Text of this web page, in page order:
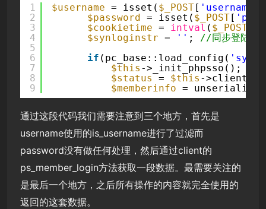
1
2
3
4
5
6
7
8
9
$username = isset( $_POST[ 'username'
$password = isset( $_POST[
$cookietime = intval ( $_POST
$synloginstr = '' ; //同步登陆js
if (pc_base::load_config(
$this ->_init_phpsso();
$status
= $this ->client-
$memberinfo = unserialize(
通过这段代码我们需要注意到三个地方，首先是
username使用的is_username进行了过滤而
password没有做任何处理，然后通过client的
ps_member_login方法获取一段数据。最需要关注的
是最后一个地方，之后所有操作的内容就完全使用的
返回的这套数据。